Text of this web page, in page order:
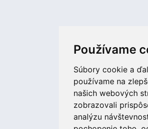
Používame
Súbory cookie a
používame na
našich webových
zobrazovali
analýzu